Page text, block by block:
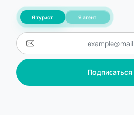
Я турист Я агент
Подписаться